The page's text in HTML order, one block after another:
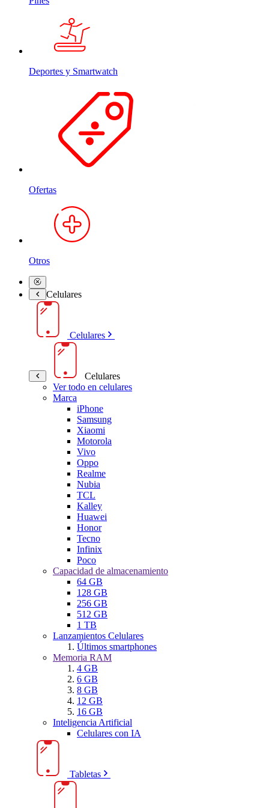
Deportes y Smartwatch
Ofertas
Otros
Celulares
Celulares
Celulares
Ver todo en celulares
Marca
iPhone
Samsung
Xiaomi
Motorola
Vivo
Oppo
Realme
Nubia
TCL
Kalley
Huawei
Honor
Tecno
Infinix
Poco
Capacidad de almacenamiento
64 GB
128 GB
256 GB
512 GB
1 TB
Lanzamientos Celulares
Últimos smartphones
Memoria RAM
4 GB
6 GB
8 GB
12 GB
16 GB
Inteligencia Artificial
Celulares con IA
Tabletas